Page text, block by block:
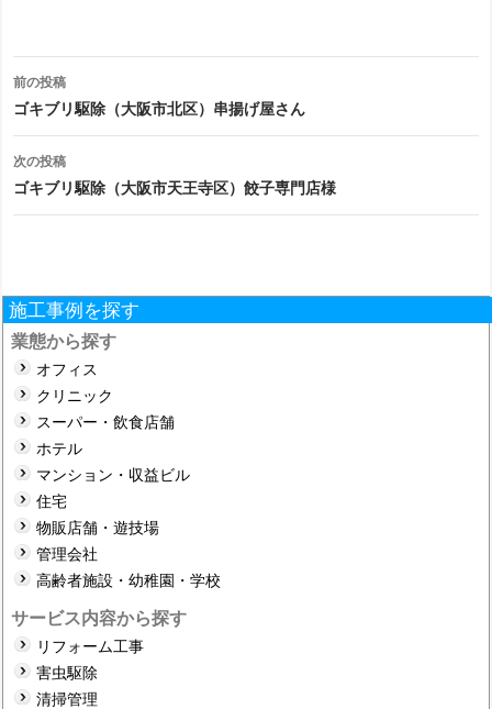
投
稿
ナ
ビ
シ
ョ
ン
前の投稿
ゴキブリ駆除（大阪市北区）串揚げ屋さん
次の投稿
ゴキブリ駆除（大阪市天王寺区）餃子専門店様
施工事例を探す
業態から探す
オフィス
クリニック
スーパー・飲食店舗
ホテル
マンション・収益ビル
住宅
物販店舗・遊技場
管理会社
高齢者施設・幼稚園・学校
サービス内容から探す
リフォーム工事
害虫駆除
清掃管理